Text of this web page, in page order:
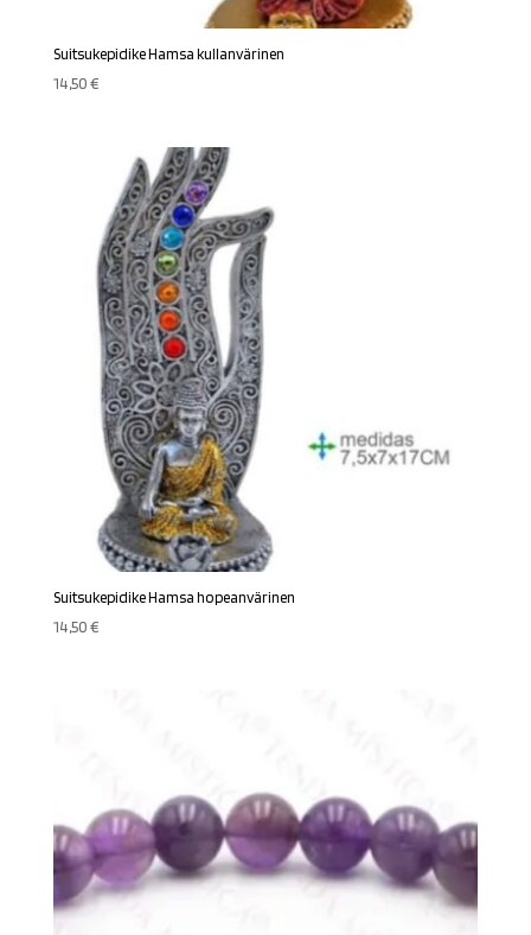
Suitsukepidike Hamsa kullanvärinen
14,50€
Suitsukepidike Hamsa hopeanvärinen
14,50€